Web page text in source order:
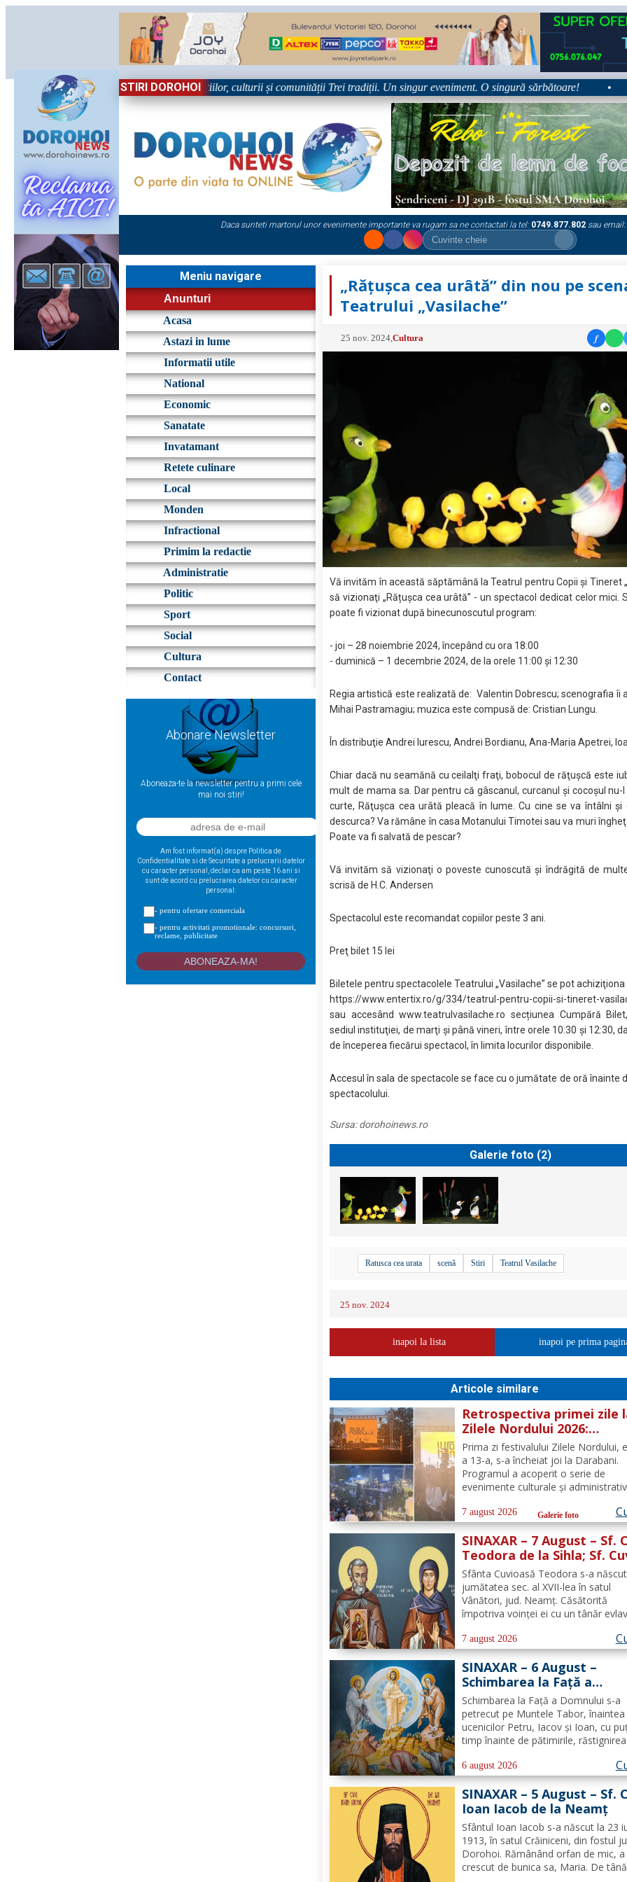
STIRI DOROHOI
în Sărbătoare!” – trei zile dedicate tradițiilor, culturii și comunității Trei tradiții. Un singur eveniment. O singură sărbătoare!
Daca sunteti martorul unor evenimente importante va rugam sa ne contactati la tel: 0749.877.802 sau email:
Meniu navigare
Anunturi
Acasa
Astazi in lume
Informatii utile
National
Economic
Sanatate
Invatamant
Retete culinare
Local
Monden
Infractional
Primim la redactie
Administratie
Politic
Sport
Social
Cultura
Contact
Abonare Newsletter
Aboneaza-te la newsletter pentru a primi cele
mai noi stiri!
Am fost informat(a) despre Politica de
Confidentialitate si de Securitate a prelucrarii datelor
cu caracter personal, declar ca am peste 16 ani si
sunt de acord cu prelucrarea datelor cu caracter
personal:
- pentru ofertare comerciala
- pentru activitati promotionale: concursuri,
reclame, publicitate
„Rățușca cea urâtă” din nou pe
Teatrului „Vasilache”
25 nov. 2024 ,Cultura f
Vă invităm în această săptămână la Teatrul pentru Copii şi Tineret
să vizionaţi „Rățușca cea urâtă” - un spectacol dedicat celor mici.
poate fi vizionat după binecunoscutul program:
- joi – 28 noiembrie 2024, începând cu ora 18:00
- duminică – 1 decembrie 2024, de la orele 11:00 şi 12:30
Regia artistică este realizată de: Valentin Dobrescu; scenografia îi
Mihai Pastramagiu; muzica este compusă de: Cristian Lungu.
În distribuţie Andrei Iurescu, Andrei Bordianu, Ana-Maria Apetrei,
Chiar dacă nu seamănă cu ceilalţi fraţi, bobocul de răţuşcă este
mult de mama sa. Dar pentru că gâscanul, curcanul şi cocoşul nu-
curte, Răţuşca cea urâtă pleacă în lume. Cu cine se va întâlni şi
descurca? Va rămâne în casa Motanului Timotei sau va muri
Poate va fi salvată de pescar?
Vă invităm să vizionaţi o poveste cunoscută şi îndrăgită de
scrisă de H.C. Andersen
Spectacolul este recomandat copiilor peste 3 ani.
Preţ bilet 15 lei
Biletele pentru spectacolele Teatrului „Vasilache” se pot achiziţiona
https://www.entertix.ro/g/334/teatrul-pentru-copii-si-tineret-
sau accesând www.teatrulvasilache.ro secțiunea Cumpără
sediul instituţiei, de marţi şi până vineri, între orele 10:30 şi 12:30,
de începerea fiecărui spectacol, în limita locurilor disponibile.
Accesul în sala de spectacole se face cu o jumătate de oră înainte
spectacolului.
Sursa:dorohoinews.ro
Galerie foto (2)
Ratusca cea urata scenă Stiri Teatrul Vasilache
25 nov. 2024
inapoi la lista inapoi pe prima
Articole similare
Retrospectiva primei zile
Zilele Nordului 2026:
Dezbateri, concert Byron
proiecție de film
Prima zi festivalului Zilele Nordului,
a 13-a, s-a încheiat joi la Darabani.
Programul a acoperit o serie de
evenimente culturale și
Conform programului oficial
de Asociația Nord, mai jos se
sinteza activităților,...
7 august 2026 Galerie foto
SINAXAR – 7 August – Sf.
Teodora de la Sihla; Sf.
Pafnutie - Pârvu Zugravul
Sfânta Cuvioasă Teodora s-a
jumătatea sec. al XVII-lea în satul
Vânători, jud. Neamţ. Căsătorită
împotriva voinţei ei cu un tânăr
îmbrăţişat viaţa monahală la Schitul
Vărzăreşti, Vrancea, iar soţul ei, de
asemenea, s-a călugărit la...
7 august 2026
SINAXAR – 6 August –
Schimbarea la Față a
Domnului (dezlegare la
Schimbarea la Față a Domnului s-a
petrecut pe Muntele Tabor, înaintea
ucenicilor Petru, Iacov și Ioan, cu
timp înainte de pătimirile,
Hristos. Urcându-Se pe munte,
Domnul S-a depărtat puţin de
suindu-Se pe un loc mai...
6 august 2026
SINAXAR – 5 August – Sf.
Ioan Iacob de la Neamţ
Sfântul Ioan Iacob s-a născut la 23
1913, în satul Crăiniceni, din fostul
Dorohoi. Rămânând orfan de mic,
crescut de bunica sa, Maria. De